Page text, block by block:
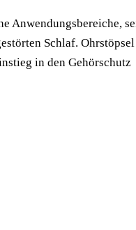
Anwendungsbereiche,
Schlaf.
in den Gehörschutz